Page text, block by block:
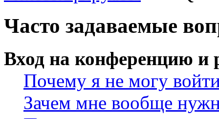
Часто задаваемые
Вход на конференцию и
Почему я не могу
Зачем мне вообще